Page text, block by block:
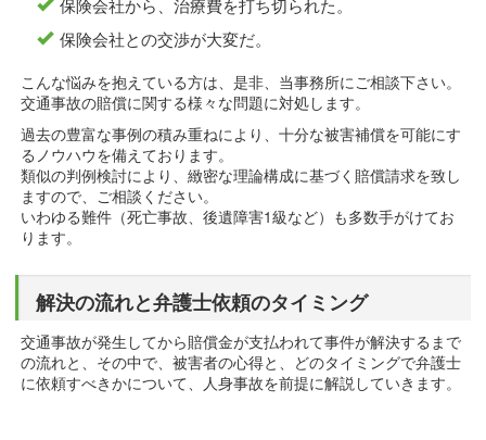
保険会社から、治療費を打ち切られた。
保険会社との交渉が大変だ。
こんな悩みを抱えている方は、是非、当事務所にご相談下さい。
交通事故の賠償に関する様々な問題に対処します。
過去の豊富な事例の積み重ねにより、十分な被害補償を可能にす
るノウハウを備えております。
類似の判例検討により、緻密な理論構成に基づく賠償請求を致し
ますので、ご相談ください。
いわゆる難件（死亡事故、後遺障害1級など）も多数手がけてお
ります。
解決の流れと弁護士依頼のタイミング
交通事故が発生してから賠償金が支払われて事件が解決するまで
の流れと、その中で、被害者の心得と、どのタイミングで弁護士
に依頼すべきかについて、人身事故を前提に解説していきます。